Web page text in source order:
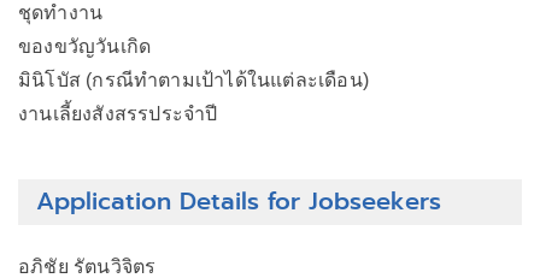
ชุดทำงาน
ของขวัญวันเกิด
มินิโบัส (กรณีทำตามเป้าได้ในแต่ละเดือน)
งานเลี้ยงสังสรรประจำปี
Application Details for Jobseekers
อภิชัย รัตนวิจิตร